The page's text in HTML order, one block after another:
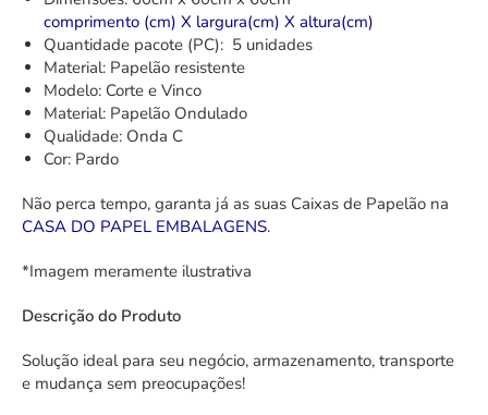
comprimento (cm) X largura(cm) X altura(cm)
Quantidade pacote (PC): 5 unidades
Material: Papelão resistente
Modelo: Corte e Vinco
Material: Papelão Ondulado
Qualidade: Onda C
Cor: Pardo
Não perca tempo, garanta já as suas Caixas de Papelão na
CASA DO PAPEL EMBALAGENS.
*Imagem meramente ilustrativa
Descrição do Produto
Solução ideal para seu negócio, armazenamento, transporte
e mudança sem preocupações!